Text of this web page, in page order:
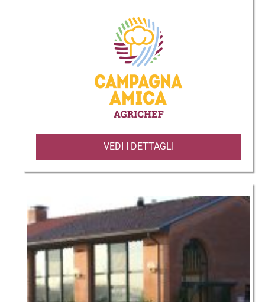
VEDI I DETTAGLI